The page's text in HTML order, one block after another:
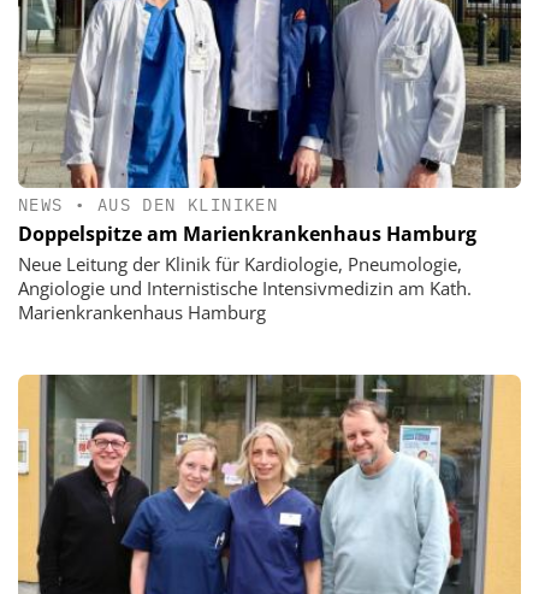
NEWS • AUS DEN KLINIKEN
Doppelspitze am Marienkrankenhaus Hamburg
Neue Leitung der Klinik für Kardiologie, Pneumologie,
Angiologie und Internistische Intensivmedizin am Kath.
Marienkrankenhaus Hamburg